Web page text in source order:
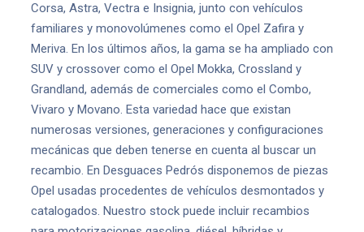
Corsa, Astra, Vectra e Insignia, junto con vehículos
familiares y monovolúmenes como el Opel Zafira y
Meriva. En los últimos años, la gama se ha ampliado con
SUV y crossover como el Opel Mokka, Crossland y
Grandland, además de comerciales como el Combo,
Vivaro y Movano. Esta variedad hace que existan
numerosas versiones, generaciones y configuraciones
mecánicas que deben tenerse en cuenta al buscar un
recambio. En Desguaces Pedrós disponemos de piezas
Opel usadas procedentes de vehículos desmontados y
catalogados. Nuestro stock puede incluir recambios